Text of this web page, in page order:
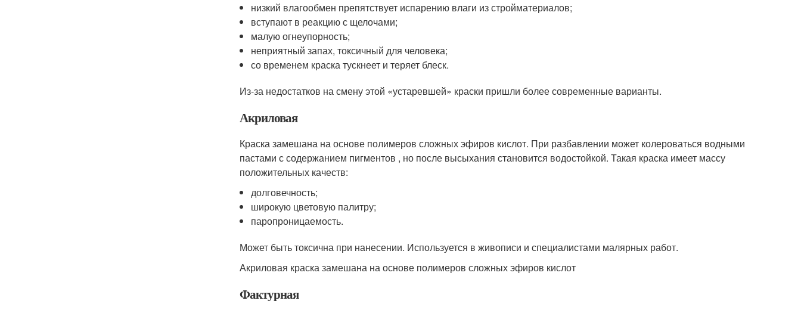
низкий влагообмен препятствует испарению влаги из стройматериалов;
вступают в реакцию с щелочами;
малую огнеупорность;
неприятный запах, токсичный для человека;
со временем краска тускнеет и теряет блеск.
Из-за недостатков на смену этой «устаревшей» краски пришли более современные варианты.
Акриловая
Краска замешана на основе полимеров сложных эфиров кислот. При разбавлении может колероваться водными
пастами с содержанием пигментов , но после высыхания становится водостойкой. Такая краска имеет массу
положительных качеств:
долговечность;
широкую цветовую палитру;
паропроницаемость.
Может быть токсична при нанесении. Используется в живописи и специалистами малярных работ.
Акриловая краска замешана на основе полимеров сложных эфиров кислот
Фактурная